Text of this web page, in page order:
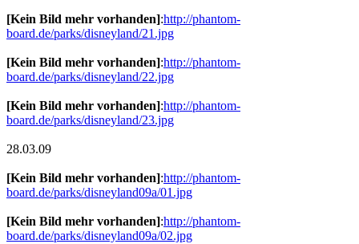
[Kein Bild mehr vorhanden]:http://phantom-
board.de/parks/disneyland/21.jpg
[Kein Bild mehr vorhanden]:http://phantom-
board.de/parks/disneyland/22.jpg
[Kein Bild mehr vorhanden]:http://phantom-
board.de/parks/disneyland/23.jpg
28.03.09
[Kein Bild mehr vorhanden]:http://phantom-
board.de/parks/disneyland09a/01.jpg
[Kein Bild mehr vorhanden]:http://phantom-
board.de/parks/disneyland09a/02.jpg